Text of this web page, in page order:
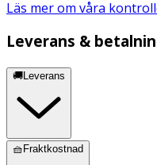
Läs mer om våra
Leverans &
🚚Leverans
🧺Fraktkostnad